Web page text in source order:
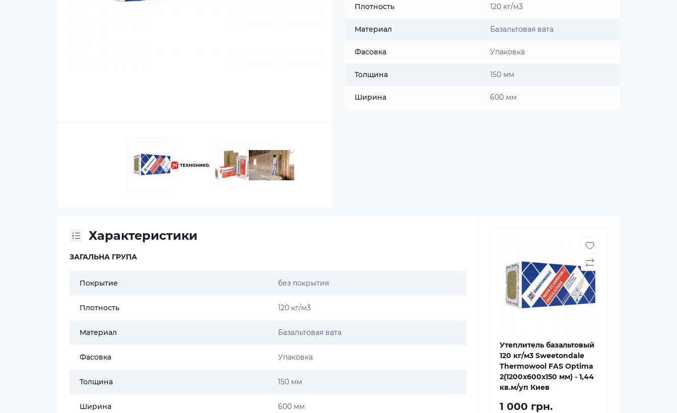
Плотность 120 кг/м3
Материал Базальтовая вата
Фасовка Упаковка
Толщина 150 мм
Ширина 600 мм
Характеристики
ЗАГАЛЬНА ГРУПА
Покрытие без покрытия
Плотность 120 кг/м3
Материал Базальтовая вата
Фасовка Упаковка
Толщина 150 мм
Ширина 600 мм
Утеплитель базальтовый
120 кг/м3 Sweetondale
Thermowool FAS Optima
2(1200x600x150 мм) - 1,44
кв.м/уп Киев
1 000 грн.